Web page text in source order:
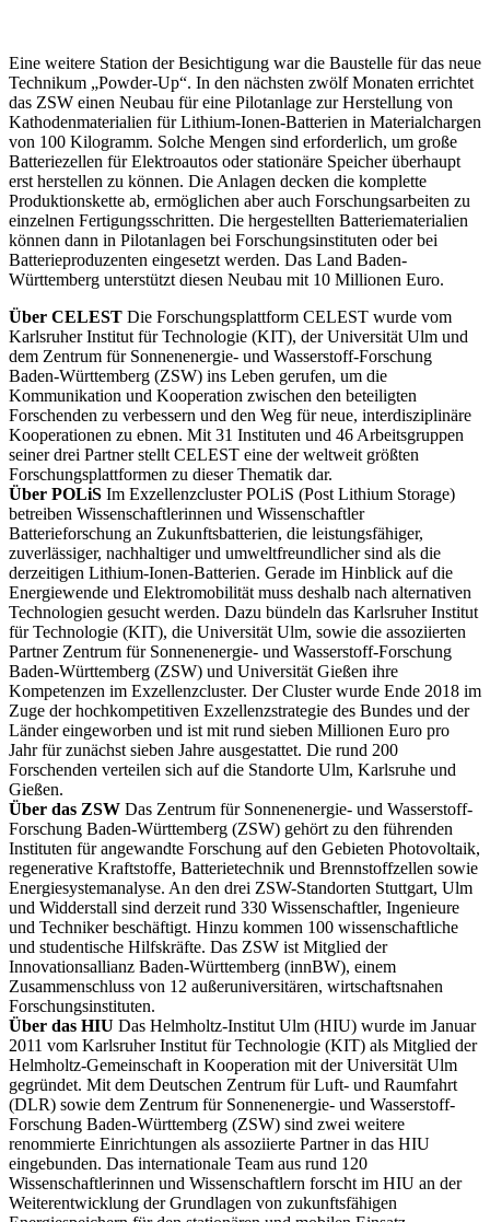
Eine weitere Station der Besichtigung war die Baustelle für das neue
Technikum „Powder-Up“. In den nächsten zwölf Monaten errichtet
das ZSW einen Neubau für eine Pilotanlage zur Herstellung von
Kathodenmaterialien für Lithium-Ionen-Batterien in Materialchargen
von 100 Kilogramm. Solche Mengen sind erforderlich, um große
Batteriezellen für Elektroautos oder stationäre Speicher überhaupt
erst herstellen zu können. Die Anlagen decken die komplette
Produktionskette ab, ermöglichen aber auch Forschungsarbeiten zu
einzelnen Fertigungsschritten. Die hergestellten Batteriematerialien
können dann in Pilotanlagen bei Forschungsinstituten oder bei
Batterieproduzenten eingesetzt werden. Das Land Baden-
Württemberg unterstützt diesen Neubau mit 10 Millionen Euro.
Über CELEST Die Forschungsplattform CELEST wurde vom
Karlsruher Institut für Technologie (KIT), der Universität Ulm und
dem Zentrum für Sonnenenergie- und Wasserstoff-Forschung
Baden-Württemberg (ZSW) ins Leben gerufen, um die
Kommunikation und Kooperation zwischen den beteiligten
Forschenden zu verbessern und den Weg für neue, interdisziplinäre
Kooperationen zu ebnen. Mit 31 Instituten und 46 Arbeitsgruppen
seiner drei Partner stellt CELEST eine der weltweit größten
Forschungsplattformen zu dieser Thematik dar.
Über POLiS Im Exzellenzcluster POLiS (Post Lithium Storage)
betreiben Wissenschaftlerinnen und Wissenschaftler
Batterieforschung an Zukunftsbatterien, die leistungsfähiger,
zuverlässiger, nachhaltiger und umweltfreundlicher sind als die
derzeitigen Lithium-Ionen-Batterien. Gerade im Hinblick auf die
Energiewende und Elektromobilität muss deshalb nach alternativen
Technologien gesucht werden. Dazu bündeln das Karlsruher Institut
für Technologie (KIT), die Universität Ulm, sowie die assoziierten
Partner Zentrum für Sonnenenergie- und Wasserstoff-Forschung
Baden-Württemberg (ZSW) und Universität Gießen ihre
Kompetenzen im Exzellenzcluster. Der Cluster wurde Ende 2018 im
Zuge der hochkompetitiven Exzellenzstrategie des Bundes und der
Länder eingeworben und ist mit rund sieben Millionen Euro pro
Jahr für zunächst sieben Jahre ausgestattet. Die rund 200
Forschenden verteilen sich auf die Standorte Ulm, Karlsruhe und
Gießen.
Über das ZSW Das Zentrum für Sonnenenergie- und Wasserstoff-
Forschung Baden-Württemberg (ZSW) gehört zu den führenden
Instituten für angewandte Forschung auf den Gebieten Photovoltaik,
regenerative Kraftstoffe, Batterietechnik und Brennstoffzellen sowie
Energiesystemanalyse. An den drei ZSW-Standorten Stuttgart, Ulm
und Widderstall sind derzeit rund 330 Wissenschaftler, Ingenieure
und Techniker beschäftigt. Hinzu kommen 100 wissenschaftliche
und studentische Hilfskräfte. Das ZSW ist Mitglied der
Innovationsallianz Baden-Württemberg (innBW), einem
Zusammenschluss von 12 außeruniversitären, wirtschaftsnahen
Forschungsinstituten.
Über das HIU Das Helmholtz-Institut Ulm (HIU) wurde im Januar
2011 vom Karlsruher Institut für Technologie (KIT) als Mitglied der
Helmholtz-Gemeinschaft in Kooperation mit der Universität Ulm
gegründet. Mit dem Deutschen Zentrum für Luft- und Raumfahrt
(DLR) sowie dem Zentrum für Sonnenenergie- und Wasserstoff-
Forschung Baden-Württemberg (ZSW) sind zwei weitere
renommierte Einrichtungen als assoziierte Partner in das HIU
eingebunden. Das internationale Team aus rund 120
Wissenschaftlerinnen und Wissenschaftlern forscht im HIU an der
Weiterentwicklung der Grundlagen von zukunftsfähigen